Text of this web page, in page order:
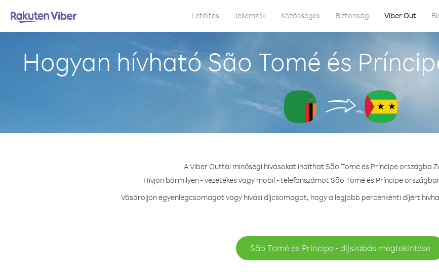
Letöltés Jellemzők Közösségek Biztonság Viber Out
Hogyan hívható São Tomé és
A Viber Outtal minőségi hívásokat indíthat São Tomé és Príncipe országba
Hívjon bármilyen - vezetékes vagy mobil - telefonszámot São Tomé és Príncipe
Vásároljon egyenlegcsomagot vagy hívási díjcsomagot, hogy a legjobb percenkénti díjért
São Tomé és Príncipe - díjszabás megtekintése